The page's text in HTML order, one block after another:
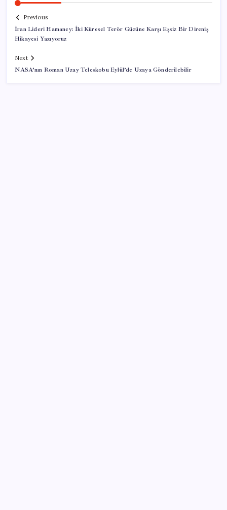
Previous
İran Lideri Hamaney: İki Küresel Terör Gücüne Karşı Eşsiz Bir Direniş
Hikayesi Yazıyoruz
Next
NASA’nın Roman Uzay Teleskobu Eylül’de Uzaya Gönderilebilir